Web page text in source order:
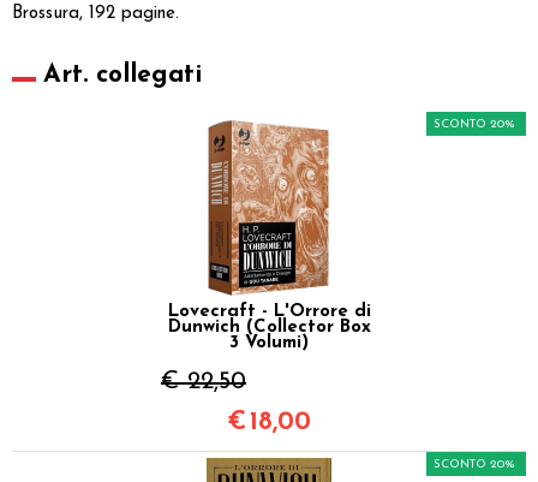
Brossura, 192 pagine.
Art. collegati
Lovecraft - L'Orrore di
Dunwich (Collector Box
3 Volumi)
€ 22,50
SCONTO 20%
€ 18,00
SCONTO 20%